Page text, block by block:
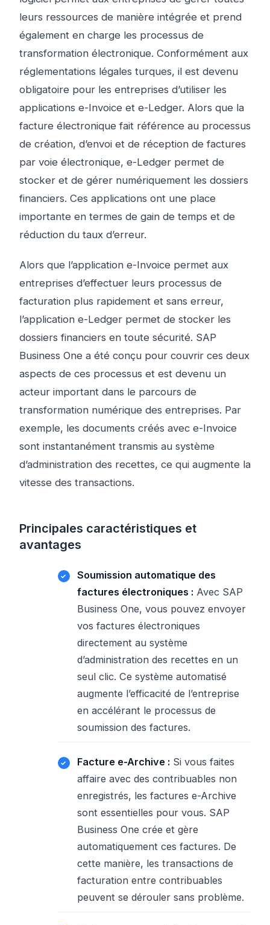
leurs ressources de manière intégrée et prend
également en charge les processus de
transformation électronique. Conformément aux
réglementations légales turques, il est devenu
obligatoire pour les entreprises d’utiliser les
applications e-Invoice et e-Ledger. Alors que la
facture électronique fait référence au processus
de création, d’envoi et de réception de factures
par voie électronique, e-Ledger permet de
stocker et de gérer numériquement les dossiers
financiers. Ces applications ont une place
importante en termes de gain de temps et de
réduction du taux d’erreur.
Alors que l’application e-Invoice permet aux
entreprises d’effectuer leurs processus de
facturation plus rapidement et sans erreur,
l’application e-Ledger permet de stocker les
dossiers financiers en toute sécurité. SAP
Business One a été conçu pour couvrir ces deux
aspects de ces processus et est devenu un
acteur important dans le parcours de
transformation numérique des entreprises. Par
exemple, les documents créés avec e-Invoice
sont instantanément transmis au système
d’administration des recettes, ce qui augmente la
vitesse des transactions.
Principales caractéristiques et
avantages
Soumission automatique des
factures électroniques : Avec SAP
Business One, vous pouvez envoyer
vos factures électroniques
directement au système
d’administration des recettes en un
seul clic. Ce système automatisé
augmente l’efficacité de l’entreprise
en accélérant le processus de
soumission des factures.
Facture e-Archive : Si vous faites
affaire avec des contribuables non
enregistrés, les factures e-Archive
sont essentielles pour vous. SAP
Business One crée et gère
automatiquement ces factures. De
cette manière, les transactions de
facturation entre contribuables
peuvent se dérouler sans problème.